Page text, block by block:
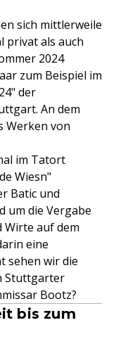
sich mittlerweile
privat als auch
2024
zum Beispiel im
der
An dem
Werken von
im Tatort
Wiesn"
Batic und
um die Vergabe
Wirte auf dem
eine
sehen wir die
Stuttgarter
Bootz?
bis zum